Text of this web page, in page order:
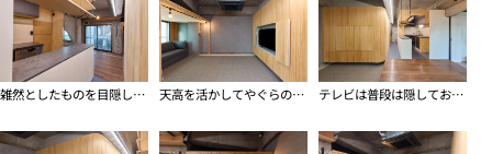
雑然としたものを目隠ししておけるキッチンは来客を迎える想定 天高を活かしてやぐらのような物置台が組まれたリビング テレビは普段は隠しておけます（テレビは残置物として備付）